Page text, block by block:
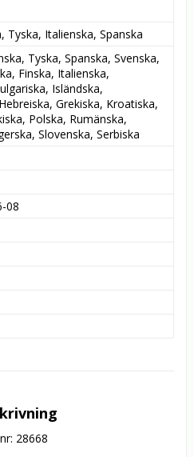
Tyska, Italienska, Spanska
Tyska, Spanska, Svenska,
Finska, Italienska,
Isländska,
Grekiska, Kroatiska,
Polska, Rumänska,
Slovenska, Serbiska
08
28668